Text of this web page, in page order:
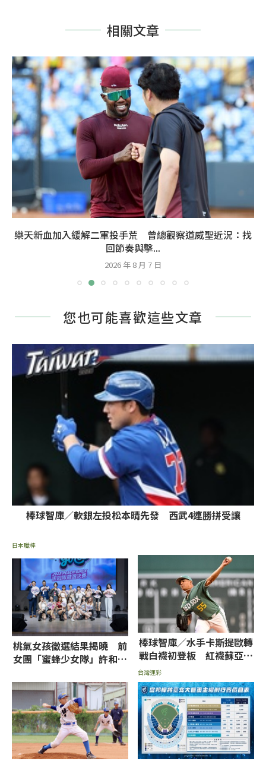
相關文章
樂天新血加入緩解二軍投手荒 曾總觀察道威聖近況：找
回節奏與擊...
2026 年 8 月 7 日
您也可能喜歡這些文章
棒球智庫／軟銀左投松本晴先發 西武4連勝拼受讓
日本職棒
桃氣女孩徵選結果揭曉 前
女團「蜜蜂少女隊」許和琪
棒球智庫／水手卡斯提歐轉
戰白襪初登板 紅襪蘇亞雷
茲挨轟率低推薦讓分
台灣運彩